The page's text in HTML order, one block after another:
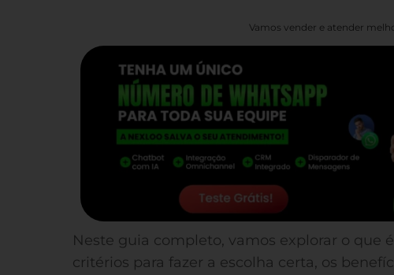
Vamos vender e atender
Neste guia completo, vamos explorar o que
critérios para fazer a escolha certa, os